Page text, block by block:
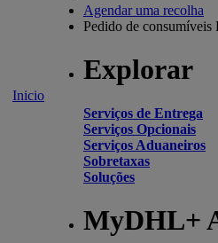
Inicio
Agendar uma recolha
Pedido de consumíveis
Explorar
Serviços de Entrega
Serviços Opcionais
Serviços Aduaneiros
Sobretaxas
Soluções
MyDHL+